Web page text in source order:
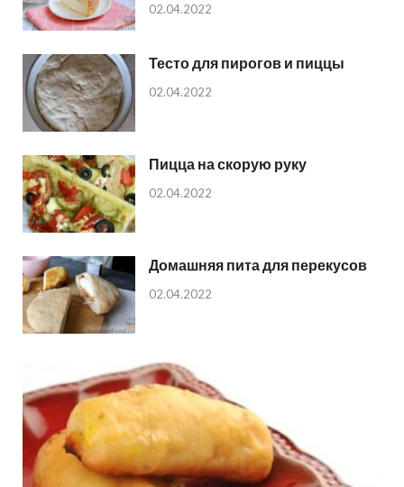
02.04.2022
Тесто для пирогов и пиццы
02.04.2022
Пицца на скорую руку
02.04.2022
Домашняя пита для перекусов
02.04.2022